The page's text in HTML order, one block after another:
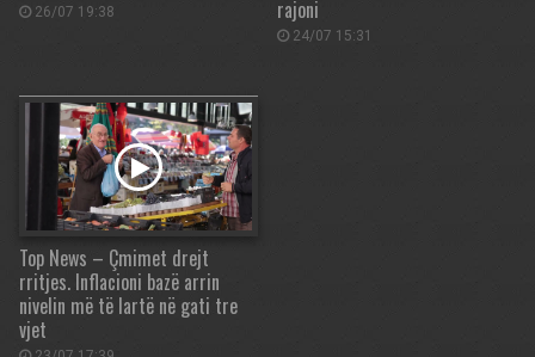
26/07 19:38
rajoni
24/07 15:31
Top News – Çmimet drejt
rritjes. Inflacioni bazë arrin
nivelin më të lartë në gati tre
vjet